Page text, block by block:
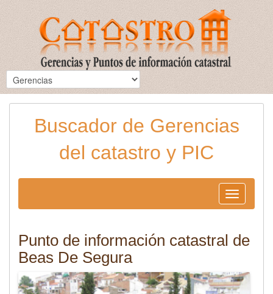
Buscador de Gerencias
del catastro y PIC
Toggle
navigation
Punto de información catastral de
Beas De Segura